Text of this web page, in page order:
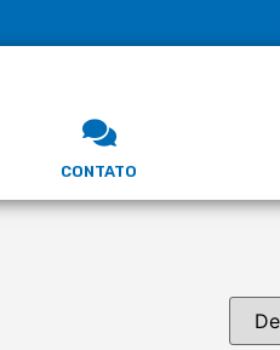
CONTATO